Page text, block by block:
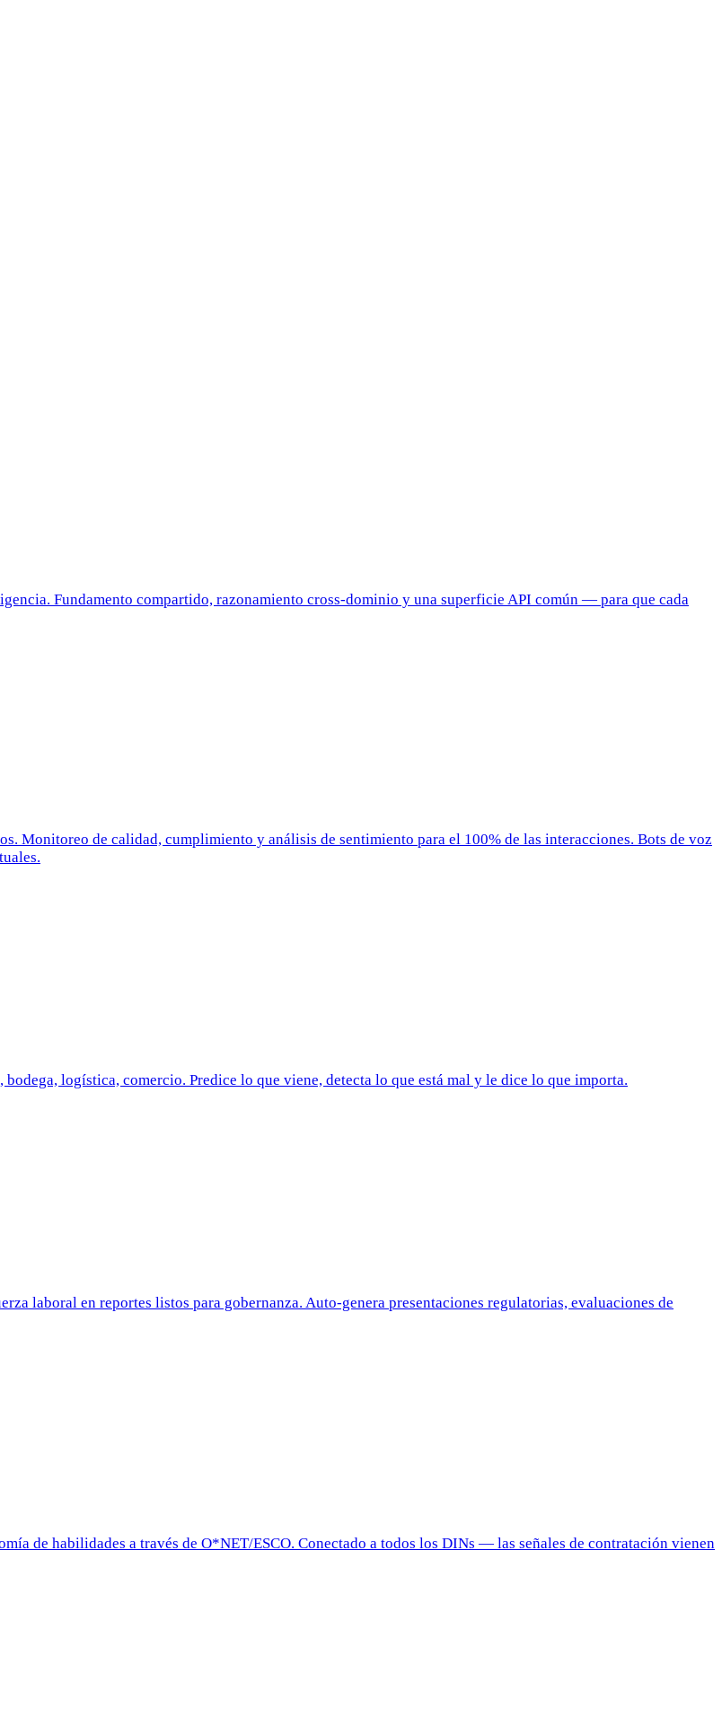
Fundamento compartido, razonamiento cross-dominio y una superficie API común — para que cada
Monitoreo de calidad, cumplimiento y análisis de sentimiento para el 100% de las interacciones. Bots de voz
logística, comercio. Predice lo que viene, detecta lo que está mal y le dice lo que importa.
laboral en reportes listos para gobernanza. Auto-genera presentaciones regulatorias, evaluaciones de
de habilidades a través de O*NET/ESCO. Conectado a todos los DINs — las señales de contratación vienen